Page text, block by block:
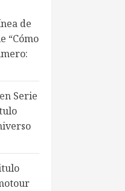
de
“Cómo
en Serie